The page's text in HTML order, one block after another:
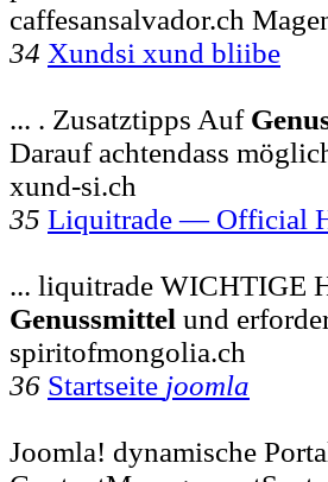
caffesansalvador.ch
34 Xundsi xund bliibe
... . Zusatztipps Auf
Darauf achtendass
xund-si.ch
35 Liquitrade — Official
... liquitrade WICHTIGE
Genussmittel und
spiritofmongolia.ch
36 Startseite joomla
Joomla! dynamische